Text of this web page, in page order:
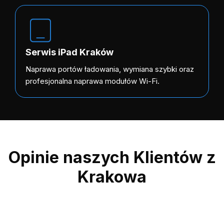
Serwis iPad Kraków
Naprawa portów ładowania, wymiana szybki oraz
profesjonalna naprawa modułów Wi-Fi.
Opinie naszych Klientów z
Krakowa